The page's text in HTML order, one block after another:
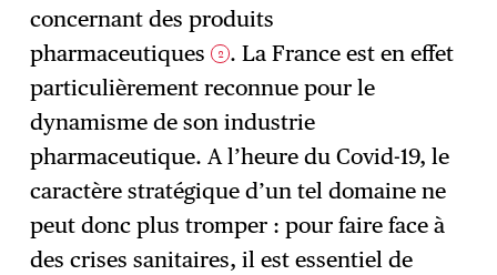
concernant des produits
pharmaceutiques 2 . La France est en effet
particulièrement reconnue pour le
dynamisme de son industrie
pharmaceutique. A l’heure du Covid-19, le
caractère stratégique d’un tel domaine ne
peut donc plus tromper : pour faire face à
des crises sanitaires, il est essentiel de